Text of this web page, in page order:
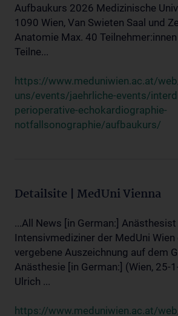
Aufbaukurs 2026 Medizinische
1090 Wien, Van Swieten Saal und
Anatomie Max. 40
Teilne...
https://www.meduniwien.ac.at/
uns/events/jaehrliche-events/
perioperative-echokardiographie-
notfallsonographie/aufbaukurs/
Detailsite | MedUni Vienna
...All News [in German:] Anästhesist
Intensivmediziner der MedUni Wien
vergebene Auszeichnung auf dem
Anästhesie [in German:] (Wien, 25-
Ulrich ...
https://www.meduniwien.ac.at/